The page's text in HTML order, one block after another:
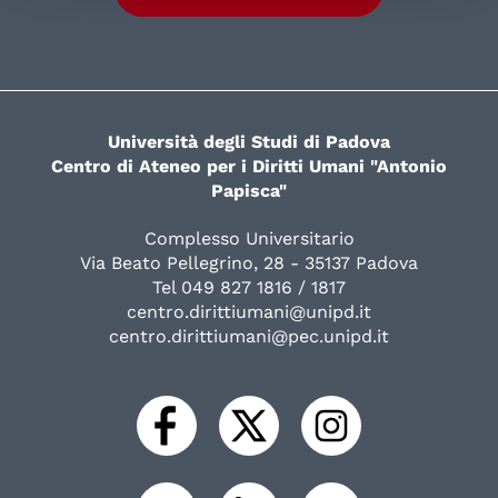
Università degli Studi di Padova
Centro di Ateneo per i Diritti Umani "Antonio
Papisca"
Complesso Universitario
Via Beato Pellegrino, 28 - 35137 Padova
Tel 049 827 1816 / 1817
centro.dirittiumani@unipd.it
centro.dirittiumani@pec.unipd.it